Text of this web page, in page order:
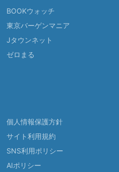
BOOKウォッチ
東京バーゲンマニア
Jタウンネット
ゼロまる
個人情報保護方針
サイト利用規約
SNS利用ポリシー
AIポリシー